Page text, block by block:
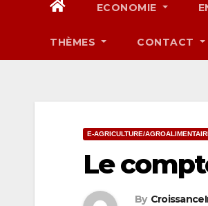
ECONOMIE
THÈMES CONTACT
E-AGRICULTURE/
Le
By